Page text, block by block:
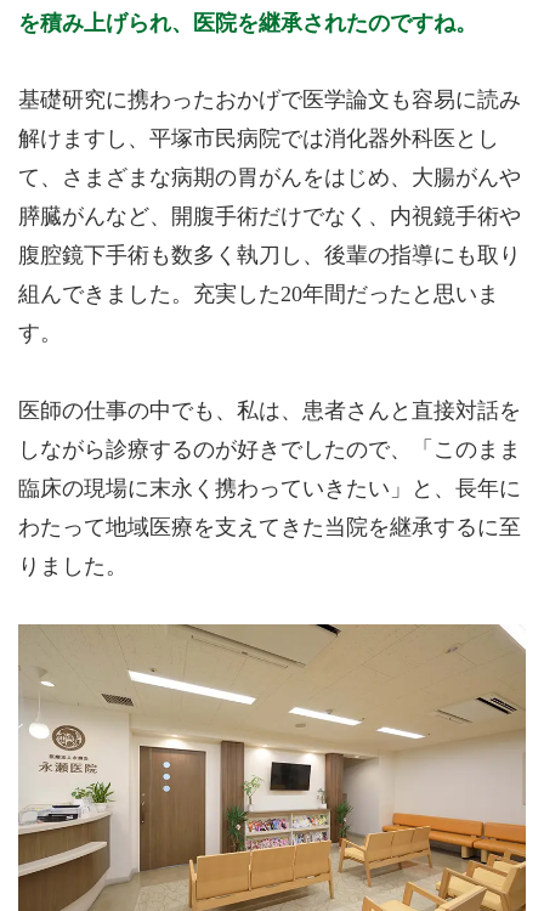
を積み上げられ、医院を継承されたのですね。
基礎研究に携わったおかげで医学論文も容易に読み
解けますし、平塚市民病院では消化器外科医とし
て、さまざまな病期の胃がんをはじめ、大腸がんや
膵臓がんなど、開腹手術だけでなく、内視鏡手術や
腹腔鏡下手術も数多く執刀し、後輩の指導にも取り
組んできました。充実した20年間だったと思いま
す。
医師の仕事の中でも、私は、患者さんと直接対話を
しながら診療するのが好きでしたので、「このまま
臨床の現場に末永く携わっていきたい」と、長年に
わたって地域医療を支えてきた当院を継承するに至
りました。